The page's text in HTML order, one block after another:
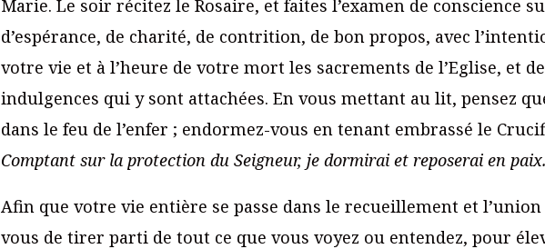
Marie. Le soir récitez le Rosaire, et faites l’examen de conscience
d’espérance, de charité, de contrition, de bon propos, avec
votre vie et à l’heure de votre mort les sacrements de l’Eglise, et
indulgences qui y sont attachées. En vous mettant au lit, pensez
dans le feu de l’enfer ; endormez-vous en tenant embrassé le
Comptant sur la protection du Seigneur, je dormirai et reposerai en paix.
Afin que votre vie entière se passe dans le recueillement et l’union
vous de tirer parti de tout ce que vous voyez ou entendez, pour